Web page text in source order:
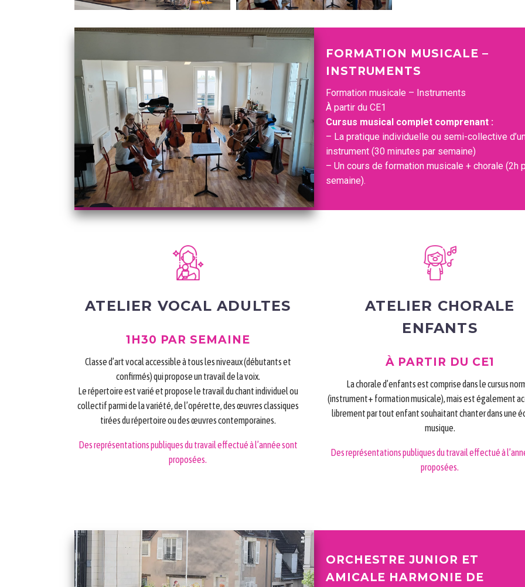
FORMATION MUSICALE –
INSTRUMENTS
Formation musicale – Instruments
À partir du CE1
Cursus musical complet comprenant :
– La pratique individuelle ou semi-collective
instrument (30 minutes par semaine)
– Un cours de formation musicale + chorale (2h
semaine).
ATELIER VOCAL ADULTES
1H30 PAR SEMAINE
Classe d’art vocal accessible à tous les niveaux (débutants et
confirmés) qui propose un travail de la voix.
Le répertoire est varié et propose le travail du chant individuel ou
collectif parmi de la variété, de l’opérette, des œuvres classiques
tirées du répertoire ou des œuvres contemporaines.
Des représentations publiques du travail effectué à l’année sont
proposées.
ATELIER CHORALE
ENFANTS
À PARTIR DU CE1
La chorale d’enfants est comprise dans le cursus
(instrument+ formation musicale), mais est également
librement par tout enfant souhaitant chanter dans une
musique.
Des représentations publiques du travail effectué à
proposées.
ORCHESTRE JUNIOR ET
AMICALE HARMONIE DE